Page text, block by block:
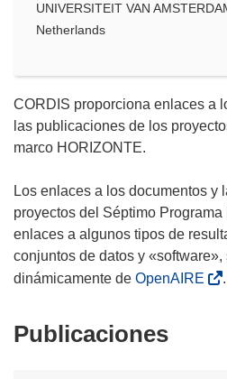
UNIVERSITEIT VAN
Netherlands
CORDIS proporciona enlaces a
las publicaciones de los
marco HORIZONTE.
Los enlaces a los documentos y
proyectos del Séptimo
enlaces a algunos tipos de
conjuntos de datos y «software»,
dinámicamente de OpenAIRE .
Publicaciones